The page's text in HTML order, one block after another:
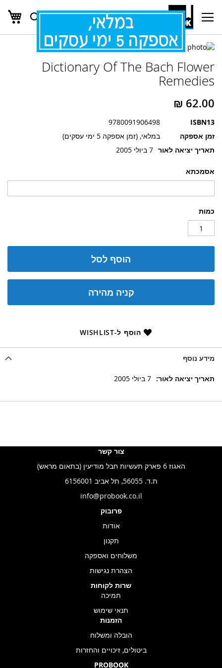
Skip
Content
חפש
אסמכתא
כמות
הוסף לסל
קניה מהירה
הוסף ל-WISHLIST
Dictionary Of The Bach Flower
Remedies
ISBN13
9780091906498
זמן אספקה
במלאי, (זמן אספקה 5 ימי עסקים)
תאריך יציאה לאור 7 ביולי 2005
לדלג
של
גלריית
תמונות
להתחלה
של
גלריית
מידע נוסף
מידע
7 ביולי 2005
צור קשר
האגוז 6 פארק תעשיות חבל מודיעין (בתאום מראש)
ת.ד. 56055, תל אביב 6156001
info@probook.co.il
פרובוק
אודות
תקנון
משלוחים ואספקה
הצהרת נגישות
שרות לקוחות
תמיכה
תנאי שימוש
הזמנות
הובלה ומשלוח
ביטולים, זיכויים והחזרות
PROBOOK